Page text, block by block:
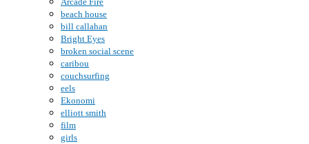
beach house
bill callahan
Bright Eyes
broken social scene
caribou
couchsurfing
eels
Ekonomi
elliott smith
film
girls